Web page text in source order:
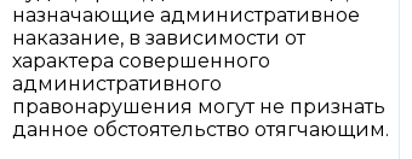
назначающие административное
наказание, в зависимости от
характера совершенного
административного
правонарушения могут не признать
данное обстоятельство отягчающим.